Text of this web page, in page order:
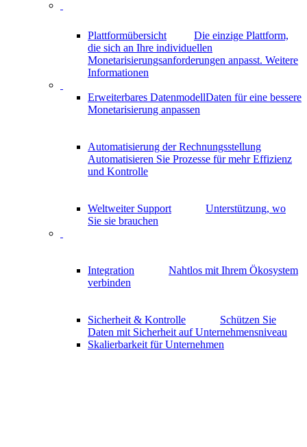
Plattformübersicht
Die einzige Plattform,
die sich an Ihre individuellen
Monetarisierungsanforderungen anpasst. Weitere
Informationen
Erweiterbares DatenmodellDaten für eine bessere
Monetarisierung anpassen
Automatisierung der Rechnungsstellung
Automatisieren Sie Prozesse für mehr Effizienz
und Kontrolle
Weltweiter Support
Unterstützung, wo
Sie sie brauchen
Integration
Nahtlos mit Ihrem Ökosystem
verbinden
Sicherheit & Kontrolle
Schützen Sie
Daten mit Sicherheit auf Unternehmensniveau
Skalierbarkeit für Unternehmen